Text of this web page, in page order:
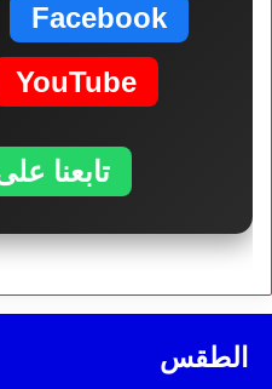
Facebook
YouTube
تابعنا
الطقس